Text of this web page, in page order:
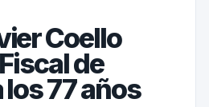
Coello
de
77 años